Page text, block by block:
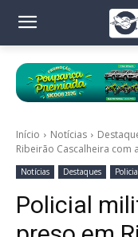
Início Notícias
Ribeirão Cascalheira com
Notícias Destaques
Policial